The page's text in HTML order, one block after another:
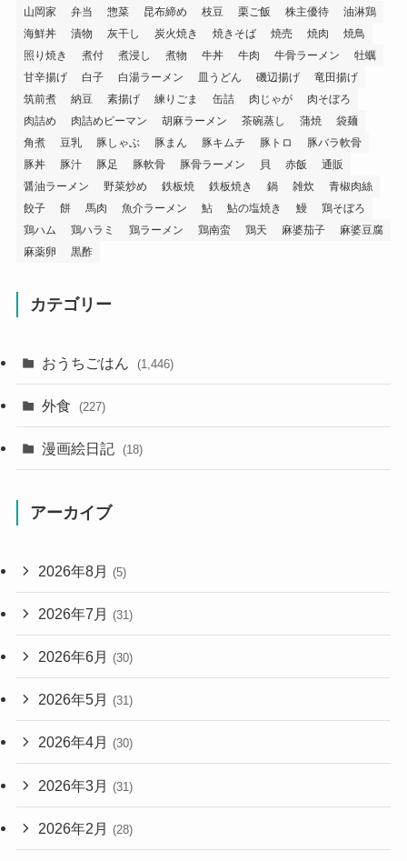
山岡家 弁当 惣菜 昆布締め 枝豆 栗ご飯 株主優待
油淋鶏
海鮮丼
漬物 灰干し 炭火焼き 焼きそば 焼売 焼肉
焼鳥
照り焼き
煮付 煮浸し 煮物 牛丼 牛肉 牛骨ラーメン
牡蠣
甘辛揚げ
白子 白湯ラーメン 皿うどん 磯辺揚げ
竜田揚げ
筑前煮
納豆 素揚げ 練りごま 缶詰 肉じゃが
肉そぼろ
肉詰め
肉詰めピーマン 胡麻ラーメン 茶碗蒸し 蒲焼
袋麺
角煮
豆乳 豚しゃぶ 豚まん 豚キムチ 豚トロ
豚バラ軟骨
豚丼
豚汁 豚足 豚軟骨 豚骨ラーメン 貝 赤飯
通販
醤油ラーメン
野菜炒め 鉄板焼 鉄板焼き 鍋 雑炊
青椒肉絲
餃子
餅 馬肉 魚介ラーメン 鮎 鮎の塩焼き 鰻
鶏そぼろ
鶏ハム
鶏ハラミ 鶏ラーメン 鶏南蛮 鶏天 麻婆茄子
麻婆豆腐
麻薬卵
黒酢
カテゴリー
おうちごはん (1,446)
外食 (227)
漫画絵日記 (18)
アーカイブ
2026年8月 (5)
2026年7月 (31)
2026年6月 (30)
2026年5月 (31)
2026年4月 (30)
2026年3月 (31)
2026年2月 (28)